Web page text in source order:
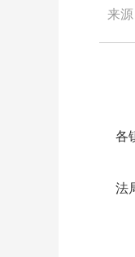
来
各
法